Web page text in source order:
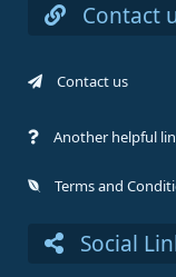
Contact
Contact us
Another helpful
Terms and
Social